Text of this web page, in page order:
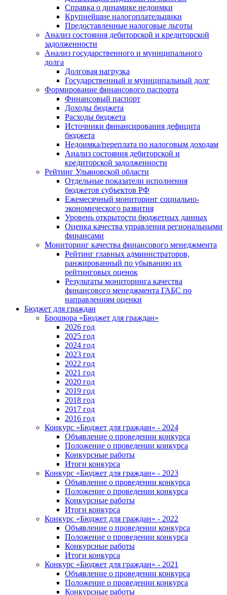
Справка о динамике недоимки
Крупнейшие налогоплательщики
Предоставленные налоговые льготы
Анализ состояния дебиторской и кредиторской
задолженности
Анализ государственного и муниципального
долга
Долговая нагрузка
Государственный и муниципальный долг
Формирование финансового паспорта
Финансовый паспорт
Доходы бюджета
Расходы бюджета
Источники финансирования дефицита
бюджета
Недоимка/переплата по налоговым доходам
Анализ состояния дебиторской и
кредиторской задолженности
Рейтинг Ульяновской области
Отдельные показатели исполнения
бюджетов субъектов РФ
Ежемесячный мониторинг социально-
экономического развития
Уровень открытости бюджетных данных
Оценка качества управления региональными
финансами
Мониторинг качества финансового менеджмента
Рейтинг главных администраторов,
ранжированный по убыванию их
рейтинговых оценок
Результаты мониторинга качества
финансового менеджмента ГАБС по
направлениям оценки
Бюджет для граждан
Брошюра «Бюджет для граждан»
2026 год
2025 год
2024 год
2023 год
2022 год
2021 год
2020 год
2019 год
2018 год
2017 год
2016 год
Конкурс «Бюджет для граждан» - 2024
Объявление о проведении конкурса
Положение о проведении конкурса
Конкурсные работы
Итоги конкурса
Конкурс «Бюджет для граждан» - 2023
Объявление о проведении конкурса
Положение о проведении конкурса
Конкурсные работы
Итоги конкурса
Конкурс «Бюджет для граждан» - 2022
Объявление о проведении конкурса
Положение о проведении конкурса
Конкурсные работы
Итоги конкурса
Конкурс «Бюджет для граждан» - 2021
Объявление о проведении конкурса
Положение о проведении конкурса
Конкурсные работы